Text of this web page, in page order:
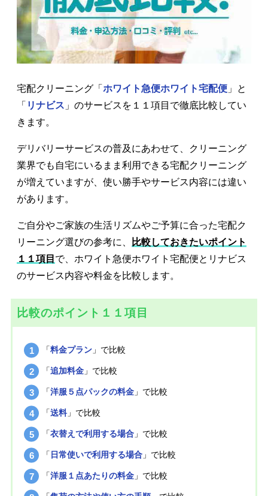
宅配クリーニング「 ホワイト急便ホワイト宅配便 」と
「 リナビス 」のサービスを１１項目で徹底比較してい
きます。
デリバリーサービスの普及にあわせて、クリーニング
業界でも自宅にいるまま利用できる宅配クリーニング
が増えていますが、使い勝手やサービス内容には違い
があります。
ご自分やご家族の生活リズムやご予算に合った宅配ク
リーニング選びの参考に、
比較しておきたいポイント
１１項目 で、ホワイト急便ホワイト宅配便とリナビス
のサービス内容や料金を比較します。
比較のポイント１１項目
「料金プラン 」で比較
「追加料金 」で比較
「洋服５点パックの料金 」で比較
「送料」で比較
「衣替えで利用する場合 」で比較
「 日常使いで利用する場合 」で比較
「洋服１点あたりの料金 」で比較